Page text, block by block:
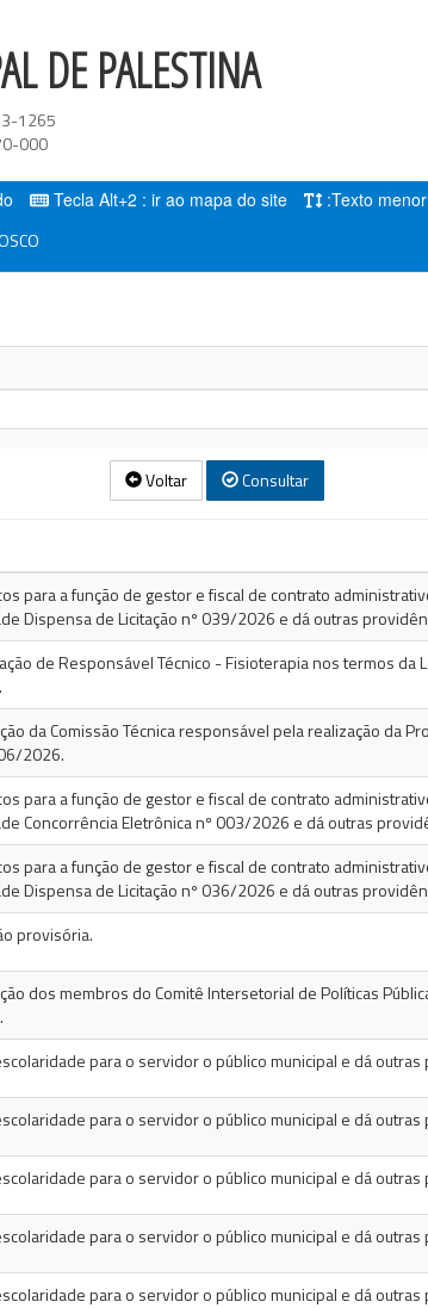
DE PALESTINA
1265
000
Tecla Alt+2 : ir ao mapa do site :Texto menor
Voltar Consultar
para a função de gestor e fiscal de contrato
Dispensa de Licitação nº 039/2026 e dá outras
de Responsável Técnico - Fisioterapia nos termos da
da Comissão Técnica responsável pela realização da
2026.
para a função de gestor e fiscal de contrato
Concorrência Eletrônica nº 003/2026 e dá outras
para a função de gestor e fiscal de contrato
Dispensa de Licitação nº 036/2026 e dá outras
provisória.
dos membros do Comitê Intersetorial de Políticas
para o servidor o público municipal e dá outras
para o servidor o público municipal e dá outras
para o servidor o público municipal e dá outras
para o servidor o público municipal e dá outras
para o servidor o público municipal e dá outras